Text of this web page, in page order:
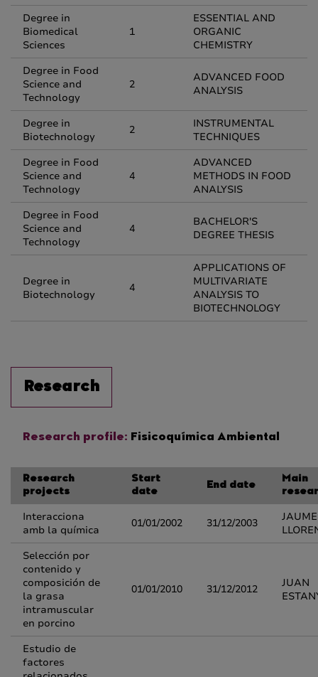
Degree in
Biomedical
Sciences
1
ESSENTIAL AND
ORGANIC
CHEMISTRY
Degree in Food
Science and
Technology
2
ADVANCED FOOD
ANALYSIS
Degree in
Biotechnology
2
INSTRUMENTAL
TECHNIQUES
Degree in Food
Science and
Technology
4
ADVANCED
METHODS IN FOOD
ANALYSIS
Degree in Food
Science and
Technology
4
BACHELOR'S
DEGREE THESIS
Degree in
Biotechnology
4
APPLICATIONS OF
MULTIVARIATE
ANALYSIS TO
BIOTECHNOLOGY
Research
Research profile: Fisicoquímica Ambiental
Research
projects
Start
date
End date
Main
Interacciona
amb la química
01/01/2002 31/12/2003
Selección por
contenido y
composición de
la grasa
intramuscular
en porcino
01/01/2010 31/12/2012
JUAN
Estudio de
factores